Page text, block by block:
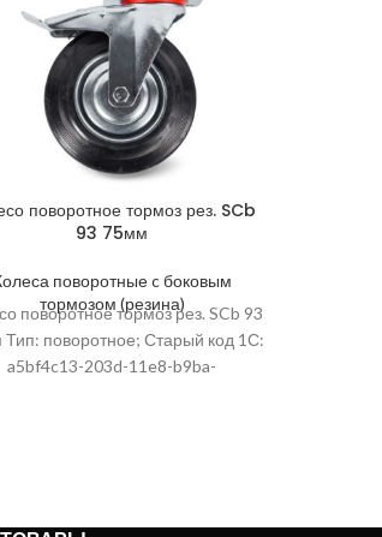
поворотное тормоз рез. SCb
93 75мм
поворотные c боковым
тормозом (резина)
поворотное тормоз рез. SCb 93
поворотное; Старый код 1С:
a5bf4c13-203d-11e8-b9ba-